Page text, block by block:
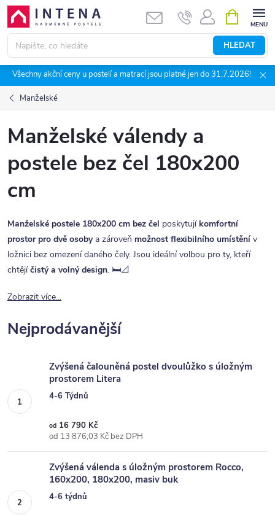
Přejít
obsah
HLEDAT
NÁKUPNÍ
KOŠÍK
Všechny akční ceny u postelí a matrací jsou platné jen do 31.7.2026!
Manželské
Manželské válendy a
postele bez čel 180x200
cm
Manželské postele 180x200 cm bez čel poskytují komfortní
prostor pro dvě osobya zároveň možnost flexibilního umístění v
ložnici bez omezení daného čely. Jsou ideální volbou pro ty, kteří
chtějíčistý a volný design. 🛏️📐
Zobrazit více...
Nejprodávanější
Zvýšená čalouněná postel dvoulůžko s úložným
prostorem Litera
4-6 Týdnů
od 16 790 Kč
od 13 876,03 Kč bez DPH
Zvýšená válenda s úložným prostorem Rocco,
160x200, 180x200, masiv buk
4-6 týdnů